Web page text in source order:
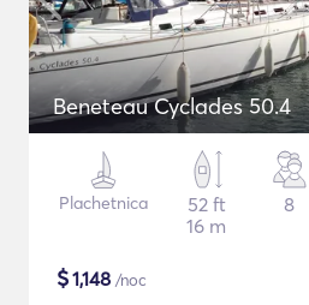
Beneteau Cyclades 50.4
Plachetnica
52 ft
16 m
8
$1,148 /noc